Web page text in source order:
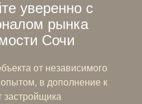
от независимого
в дополнение к
застройщика
уверенно с
рынка
Сочи